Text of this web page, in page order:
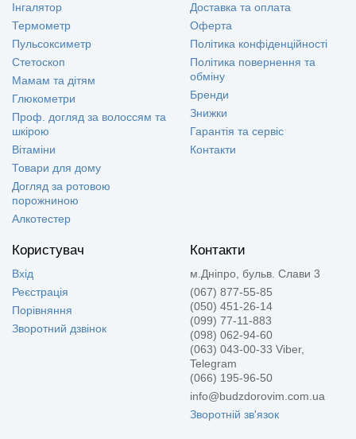
Інгалятор
Термометр
Пульсоксиметр
Стетоскоп
Мамам та дітям
Глюкометри
Проф. догляд за волоссям та
шкірою
Вітаміни
Товари для дому
Догляд за ротовою
порожниною
Алкотестер
Доставка та оплата
Оферта
Політика конфіденційності
Політика повернення та
обміну
Бренди
Знижки
Гарантія та сервіс
Контакти
Користувач
Вхід
Реєстрація
Порівняння
Зворотний дзвінок
Контакти
м.Дніпро, бульв. Слави 3
(067) 877-55-85
(050) 451-26-14
(099) 77-11-883
(098) 062-94-60
(063) 043-00-33 Viber,
Telegram
(066) 195-96-50
info@budzdorovim.com.ua
Зворотній зв'язок